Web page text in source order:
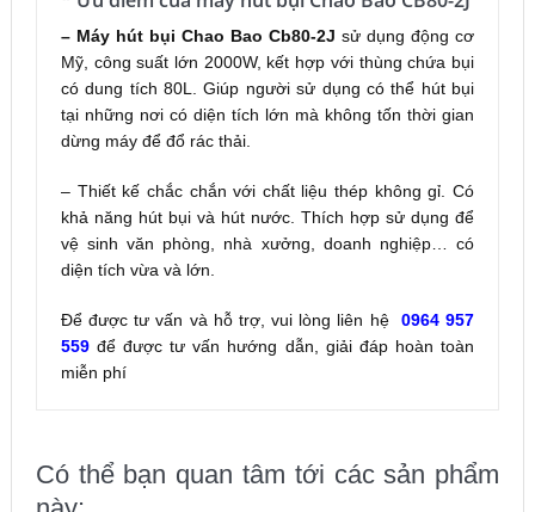
– Máy hút bụi Chao Bao Cb80-2J sử dụng động cơ
Mỹ, công suất lớn 2000W, kết hợp với thùng chứa bụi
có dung tích 80L. Giúp người sử dụng có thể hút bụi
tại những nơi có diện tích lớn mà không tốn thời gian
dừng máy để đổ rác thải.
– Thiết kế chắc chắn với chất liệu thép không gỉ. Có
khả năng hút bụi và hút nước. Thích hợp sử dụng để
vệ sinh văn phòng, nhà xưởng, doanh nghiệp… có
diện tích vừa và lớn.
Để được tư vấn và hỗ trợ, vui lòng liên hệ 0964 957
559để được tư vấn hướng dẫn, giải đáp hoàn toàn
miễn phí
Có thể bạn quan tâm tới các sản phẩm